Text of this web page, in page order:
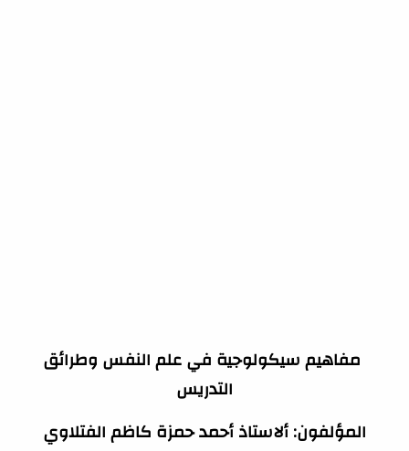
مفاهيم سيكولوجية في علم النفس وطرائق
التدريس
المؤلفون: ألاستاذ أحمد حمزة كاظم الفتلاوي